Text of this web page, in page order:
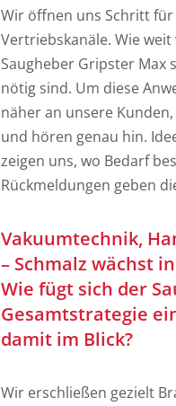
Wir öffnen uns Schritt
Vertriebskanäle. Wie
Saugheber Gripster Max
nötig sind. Um diese
näher an unsere
und hören genau hin.
zeigen uns, wo Bedarf
Rückmeldungen geben
Vakuumtechnik,
– Schmalz wächst
Wie fügt sich der
Gesamtstrategie
damit im Blick?
Wir erschließen gezielt